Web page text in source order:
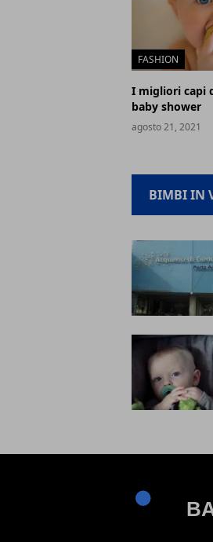
FASHION
I migliori capi
baby shower
agosto 21, 2021
BIMBI IN